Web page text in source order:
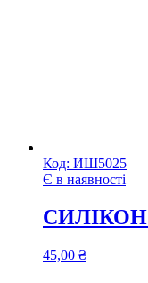
Код: ИШ5025
Є в наявності
45,00 ₴